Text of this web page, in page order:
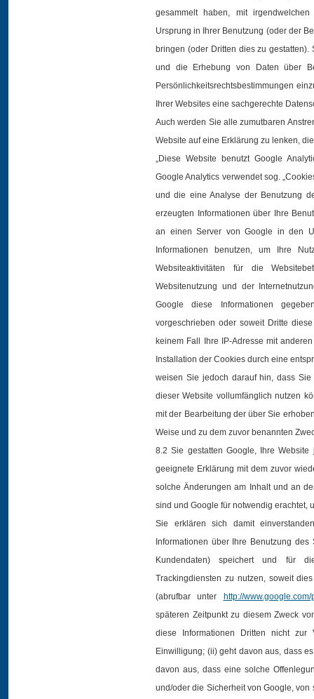
gesammelt haben, mit
Ursprung in Ihrer Benutzung (oder der
bringen (oder Dritten dies zu
und die Erhebung von Daten über
Persönlichkeitsrechtsbestimmungen
Ihrer Websites eine sachgerechte
Auch werden Sie alle zumutbaren
Website auf eine Erklärung zu lenken,
„Diese Website benutzt Google
Google Analytics verwendet sog.
und die eine Analyse der Benutzung
erzeugten Informationen über Ihre
an einen Server von Google in den
Informationen benutzen, um Ihre
Websiteaktivitäten für die
Websitenutzung und der
Google diese Informationen
vorgeschrieben oder soweit Dritte
keinem Fall Ihre IP-Adresse mit
Installation der Cookies durch eine
weisen Sie jedoch darauf hin, dass
dieser Website vollumfänglich nutzen
mit der Bearbeitung der über Sie
Weise und zu dem zuvor benannten
8.2 Sie gestatten Google, Ihre
geeignete Erklärung mit dem zuvor
solche Änderungen am Inhalt und an
sind und Google für notwendig erachtet,
Sie erklären sich damit
Informationen über Ihre Benutzung
Kundendaten) speichert und für
Trackingdiensten zu nutzen, soweit
(abrufbar unter
http://
späteren Zeitpunkt zu diesem Zweck
diese Informationen Dritten nicht
Einwilligung; (ii) geht davon aus, dass
davon aus, dass eine solche
und/oder die Sicherheit von Google,